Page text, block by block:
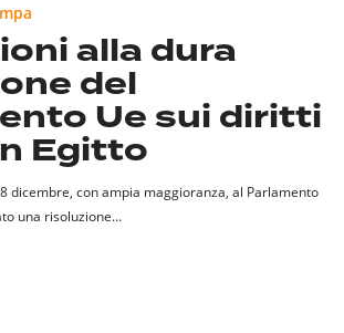
alla dura
del
Ue sui diritti
Egitto
dicembre, con ampia maggioranza, al Parlamento
una risoluzione…